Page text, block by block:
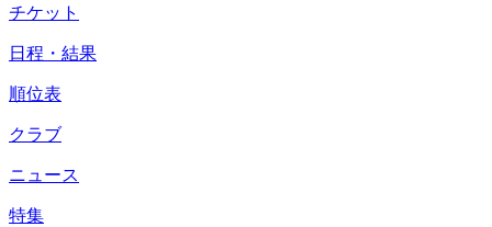
チケット
日程・結果
順位表
クラブ
ニュース
特集